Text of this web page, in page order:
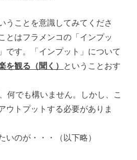
うことを意識してみてくださ
とはフラメンコの「インプッ
です。「インプット」について
を観る（聞く） ということおす
何でも構いません。しかし、こ
ウトプットする必要がありま
いのが・・・（以下略）